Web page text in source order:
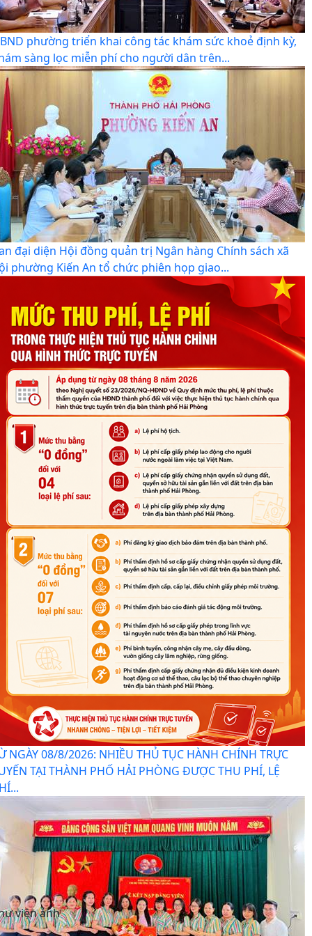
phường triển khai công tác khám sức khoẻ định kỳ,
sàng lọc miễn phí cho người dân trên...
đại diện Hội đồng quản trị Ngân hàng Chính sách xã
phường Kiến An tổ chức phiên họp giao...
NGÀY 08/8/2026: NHIỀU THỦ TỤC HÀNH CHÍNH TRỰC
TẠI THÀNH PHỐ HẢI PHÒNG ĐƯỢC THU PHÍ, LỆ
viện ảnh